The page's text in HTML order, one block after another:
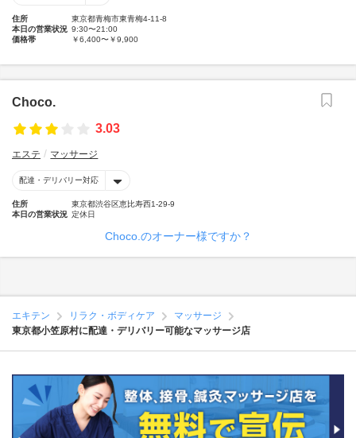
住所
東京都青梅市東青梅4-11-8
本日の営業状況 9:30〜21:00
価格帯
￥6,400〜￥9,900
Choco.
3.03
エステ マッサージ
配達・デリバリー対応
住所
東京都渋谷区恵比寿西1-29-9
本日の営業状況 定休日
Choco.のオーナー様ですか？
エキテン リラク・ボディケア
マッサージ
東京都小笠原村に配達・デリバリー可能なマッサージ店